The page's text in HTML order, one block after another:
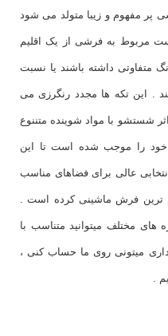
پر مفهوم و زیبا متولد می شود
مربوط به فرشی از یک اقلیم
متفاوتی داشته باشند یا نسبت
. این تکه ها مجدد رنگرزی می
شستشو با مواد شوینده متننوع
خود را موجب شده است تا این
عالی برای فضاهای مناسب
ترین فرش ماشینی کرده است .
دراندازه های مختلف میتوانید متناسب با
میتونی روی ما حساب کنی ،
.